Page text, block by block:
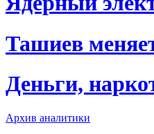
Ташиев
Деньги,
Архив аналитики